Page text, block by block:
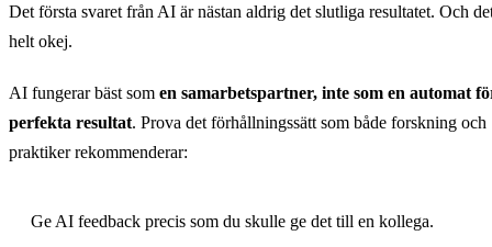
Det första svaret från AI är nästan aldrig det slutliga resultatet. Och
helt okej.
AI fungerar bäst som en samarbetspartner, inte som en automat
perfekta resultat. Prova det förhållningssätt som både forskning och
praktiker rekommenderar:
Ge AI feedback precis som du skulle ge det till en kollega.